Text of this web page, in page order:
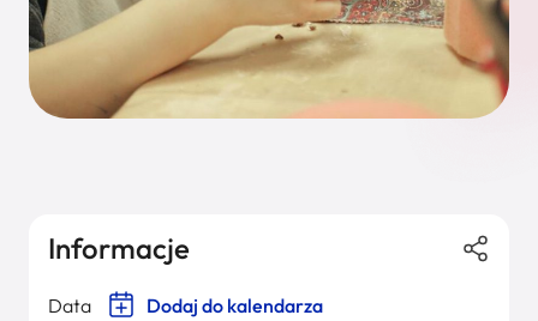
Informacje
Data Dodaj do kalendarza